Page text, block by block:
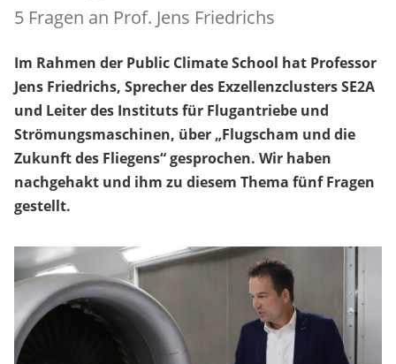
5 Fragen an Prof. Jens Friedrichs
Im Rahmen der Public Climate School hat Professor
Jens Friedrichs, Sprecher des Exzellenzclusters SE2A
und Leiter des Instituts für Flugantriebe und
Strömungsmaschinen, über „Flugscham und die
Zukunft des Fliegens“ gesprochen. Wir haben
nachgehakt und ihm zu diesem Thema fünf Fragen
gestellt.